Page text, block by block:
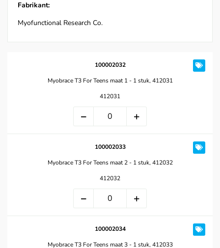
Fabrikant:
Myofunctional Research Co.
100002032
Myobrace T3 For Teens maat 1 - 1 stuk, 412031
412031
100002033
Myobrace T3 For Teens maat 2 - 1 stuk, 412032
412032
100002034
Myobrace T3 For Teens maat 3 - 1 stuk, 412033